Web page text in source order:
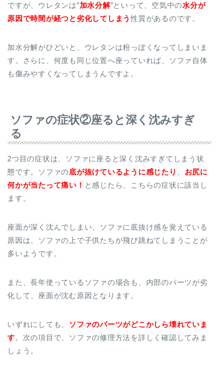
ですが、ウレタンは”加水分解”といって、空気中の水分が
原因で時間が経つと劣化してしまう性質があるのです。
加水分解がひどいと、ウレタンは粉っぽくなってしまいま
す。さらに、何度も同じ位置へ座っていれば、ソファ自体
も傷みやすくなってしまうんですよ。
ソファの症状②座ると深く沈みすぎ
る
2つ目の症状は、ソファに座ると深く沈みすぎてしまう状
態です。ソファの底が抜けているように感じたり
お尻に
何かが当たって痛い！ と感じたら、こちらの症状に該当し
ます。
座面が深く沈んでしまい、ソファに底抜け感を覚えている
原因は、ソファの上で子供たちが飛び跳ねてしまうことが
多いようです。
また、長年使っているソファの場合も、内部のパーツが劣
化して、座面が沈む原因となります。
いずれにしても、 ソファのパーツがどこかしら壊れていま
す。次の項目で、ソファの修理方法を詳しく確認してみま
しょう。